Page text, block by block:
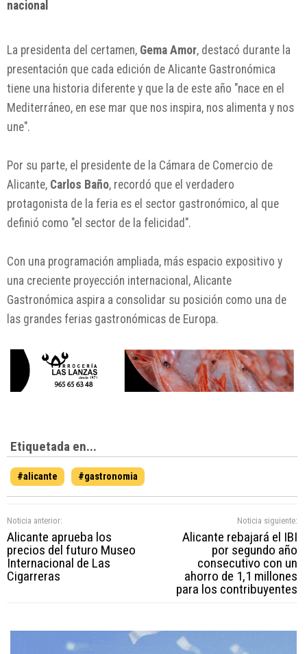
nacional
La presidenta del certamen, Gema Amor, destacó durante la
presentación que cada edición de Alicante Gastronómica
tiene una historia diferente y que la de este año "nace en el
Mediterráneo, en ese mar que nos inspira, nos alimenta y nos
une".
Por su parte, el presidente de la Cámara de Comercio de
Alicante, Carlos Baño, recordó que el verdadero
protagonista de la feria es el sector gastronómico, al que
definió como "el sector de la felicidad".
Con una programación ampliada, más espacio expositivo y
una creciente proyección internacional, Alicante
Gastronómica aspira a consolidar su posición como una de
las grandes ferias gastronómicas de Europa.
Etiquetada en...
#alicante #gastronomia
Noticia anterior:
Alicante aprueba los
precios del futuro Museo
Internacional de Las
Cigarreras
Noticia siguiente:
Alicante rebajará el IBI
por segundo año
consecutivo con un
ahorro de 1,1 millones
para los contribuyentes